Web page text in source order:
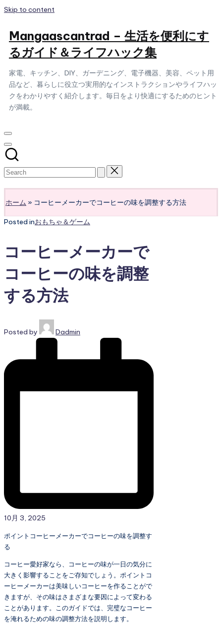
Skip to content
Mangaascantrad – 生活を便利にす
るガイド＆ライフハック集
家電、キッチン、DIY、ガーデニング、電子機器、美容、ペット用
品など、暮らしに役立つ実用的なインストラクションやライフハッ
クをわかりやすく紹介します。毎日をより快適にするためのヒント
が満載。
ホーム » コーヒーメーカーでコーヒーの味を調整する方法
Posted inおもちゃ＆ゲーム
コーヒーメーカーで
コーヒーの味を調整
する方法
Posted by Dadmin
10月 3, 2025
ポイントコーヒーメーカーでコーヒーの味を調整す
る
コーヒー愛好家なら、コーヒーの味が一日の気分に
大きく影響することをご存知でしょう。ポイントコ
ーヒーメーカーは美味しいコーヒーを作ることがで
きますが、その味はさまざまな要因によって変わる
ことがあります。このガイドでは、完璧なコーヒー
を淹れるための味の調整方法を説明します。